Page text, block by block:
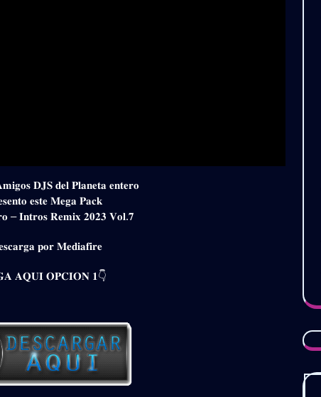
𝐃𝐉𝐒 𝐝𝐞𝐥 𝐏𝐥𝐚𝐧𝐞𝐭𝐚 𝐞𝐧𝐭𝐞𝐫𝐨
𝐞𝐬𝐭𝐞 𝐌𝐞𝐠𝐚 𝐏𝐚𝐜𝐤
– 𝐈𝐧𝐭𝐫𝐨𝐬 𝐑𝐞𝐦𝐢𝐱 𝟐𝟎𝟐𝟑 𝐕𝐨𝐥.𝟕
𝐩𝐨𝐫 𝐌𝐞𝐝𝐢𝐚𝐟𝐢𝐫𝐞
𝐀𝐐𝐔𝐈 𝐎𝐏𝐂𝐈𝐎𝐍 𝟏👇